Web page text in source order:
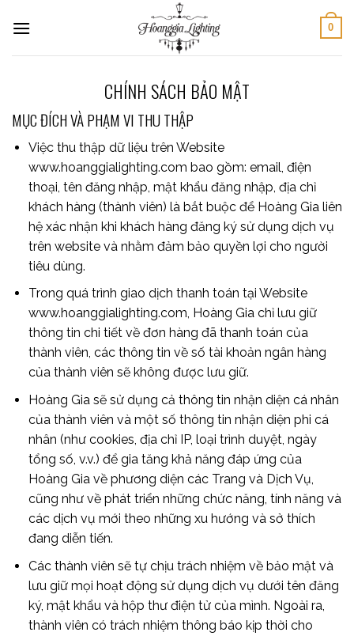
0
CHÍNH SÁCH BẢO MẬT
MỤC ĐÍCH VÀ PHẠM VI THU THẬP
Việc thu thập dữ liệu trên Website
www.hoanggialighting.com bao gồm: email, điện
thoại, tên đăng nhập, mật khẩu đăng nhập, địa chỉ
khách hàng (thành viên) là bắt buộc để Hoàng Gia liên
hệ xác nhận khi khách hàng đăng ký sử dụng dịch vụ
trên website và nhằm đảm bảo quyền lợi cho người
tiêu dùng.
Trong quá trình giao dịch thanh toán tại Website
www.hoanggialighting.com, Hoàng Gia chỉ lưu giữ
thông tin chi tiết về đơn hàng đã thanh toán của
thành viên, các thông tin về số tài khoản ngân hàng
của thành viên sẽ không được lưu giữ.
Hoàng Gia sẽ sử dụng cả thông tin nhận diện cá nhân
của thành viên và một số thông tin nhận diện phi cá
nhân (như cookies, địa chỉ IP, loại trình duyệt, ngày
tổng số, v.v.) để gia tăng khả năng đáp ứng của
Hoàng Gia về phương diện các Trang và Dịch Vụ,
cũng như về phát triển những chức năng, tính năng và
các dịch vụ mới theo những xu hướng và sở thích
đang diễn tiến.
Các thành viên sẽ tự chịu trách nhiệm về bảo mật và
lưu giữ mọi hoạt động sử dụng dịch vụ dưới tên đăng
ký, mật khẩu và hộp thư điện tử của mình. Ngoài ra,
thành viên có trách nhiệm thông báo kịp thời cho